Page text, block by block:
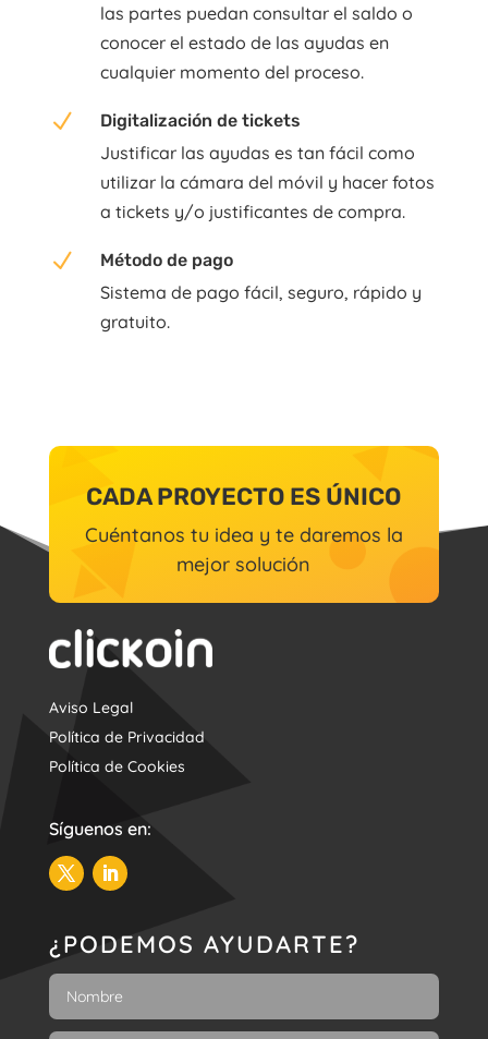
las partes puedan consultar el saldo o
conocer el estado de las ayudas en
cualquier momento del proceso.
N Digitalización de tickets
Justificar las ayudas es tan fácil como
utilizar la cámara del móvil y hacer fotos
a tickets y/o justificantes de compra.
N Método de pago
Sistema de pago fácil, seguro, rápido y
gratuito.
CADA PROYECTO ES ÚNICO
Cuéntanos tu idea y te daremos la
mejor solución
Aviso Legal
Política de Privacidad
Política de Cookies
Síguenos en:
¿PODEMOS AYUDARTE?